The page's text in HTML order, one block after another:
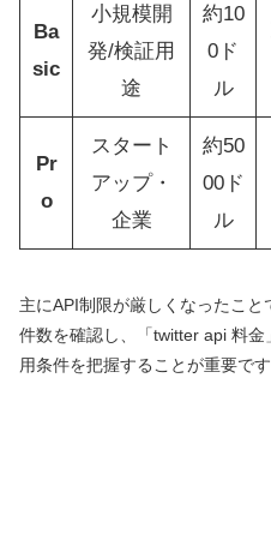
Ba
sic
小規模開
発/検証用
途
約10
0ド
ル
Pr
o
スタート
アップ・
企業
約50
00ド
ル
主にAPI制限が厳しくなったこ
件数を確認し、「twitter api 料
用条件を把握することが重要です